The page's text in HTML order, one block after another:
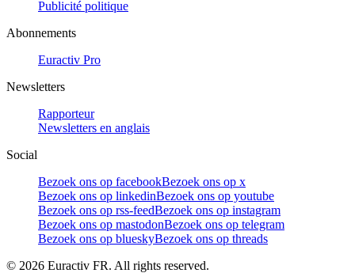
Publicité politique
Abonnements
Euractiv Pro
Newsletters
Rapporteur
Newsletters en anglais
Social
Bezoek ons op facebookBezoek ons op x
Bezoek ons op linkedinBezoek ons op youtube
Bezoek ons op rss-feedBezoek ons op instagram
Bezoek ons op mastodonBezoek ons op telegram
Bezoek ons op blueskyBezoek ons op threads
© 2026 Euractiv FR. All rights reserved.